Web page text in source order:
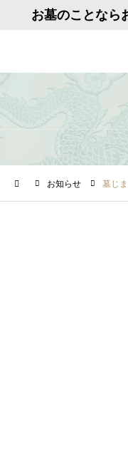
お墓のことなら
お知らせ 墓じま